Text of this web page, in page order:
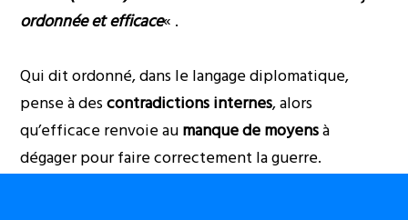
ordonnée et efficace« .
Qui dit ordonné, dans le langage diplomatique,
pense à descontradictions internes, alors
qu’efficace renvoie aumanque de moyensà
dégager pour faire correctement la guerre.